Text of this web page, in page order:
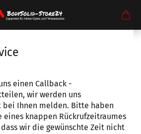
einen Callback -
wir werden uns
Ihnen melden. Bitte haben
eines knappen Rückrufzeitraumes
wir die gewünschte Zeit nicht